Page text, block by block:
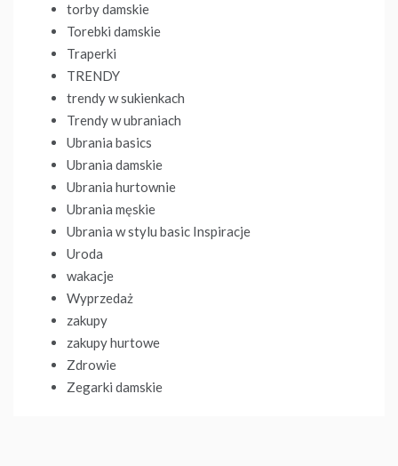
torby damskie
Torebki damskie
Traperki
TRENDY
trendy w sukienkach
Trendy w ubraniach
Ubrania basics
Ubrania damskie
Ubrania hurtownie
Ubrania męskie
Ubrania w stylu basic Inspiracje
Uroda
wakacje
Wyprzedaż
zakupy
zakupy hurtowe
Zdrowie
Zegarki damskie